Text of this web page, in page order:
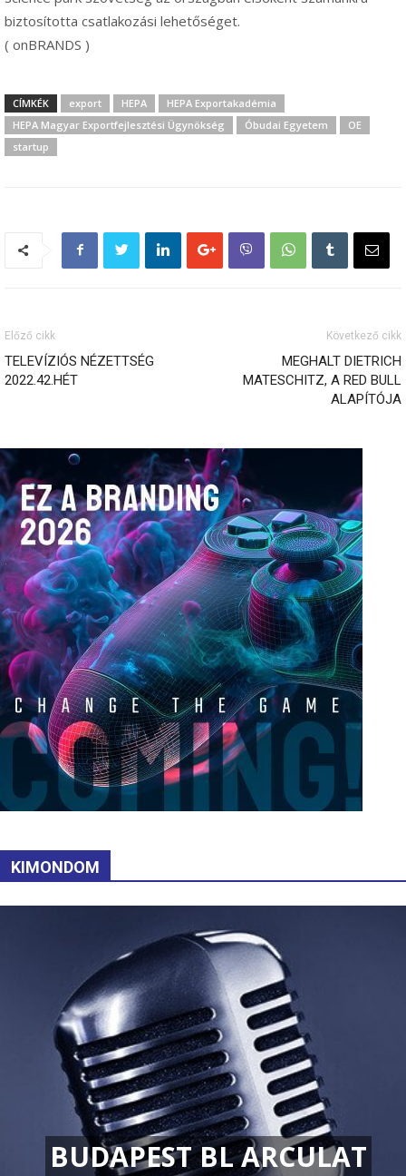
biztosította csatlakozási lehetőséget.
( onBRANDS )
CÍMKÉK export HEPA
HEPA Exportakadémia
HEPA Magyar Exportfejlesztési Ügynökség
Óbudai Egyetem
OE
startup
Előző cikk
TELEVÍZIÓS NÉZETTSÉG
2022.42.HÉT
Következő cikk
MEGHALT DIETRICH
MATESCHITZ, A RED BULL
ALAPÍTÓJA
KIMONDOM
BUDAPEST BL ARCULAT